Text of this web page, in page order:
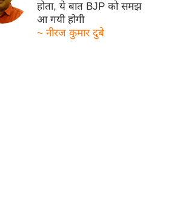
होता, ये बात BJP को समझ
आ गयी होगी
~ नीरज कुमार दुबे